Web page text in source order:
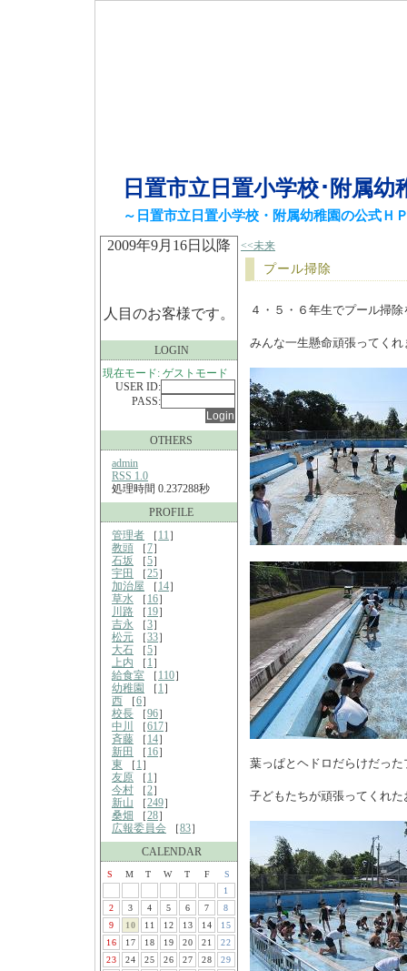
日置市立日置小学校･附属幼
～日置市立日置小学校・附属幼稚園の公式Ｈ
2009年9月16日以降
人目のお客様です。
LOGIN
現在モード: ゲストモード
USER ID:
PASS:
OTHERS
admin
RSS 1.0
処理時間 0.237288秒
PROFILE
管理者 ［ 11 ］
教頭 ［7］
石坂 ［5］
宇田
［25］
加治屋 ［ 14］
草水 ［ 16］
川路 ［ 19］
吉永 ［3］
松元 ［33］
大石 ［5］
上内 ［ 1 ］
給食室 ［ 110］
幼稚園
［ 1 ］
西 ［6］
校長 ［96］
中川
［617］
斉藤 ［ 14］
新田
［ 16］
東 ［ 1 ］
友原 ［ 1 ］
今村 ［2］
新山 ［249］
桑畑
［28］
広報委員会 ［83］
CALENDAR
S M T W T F
S
1
2
3 4 5 6 7
8
9
10 11 12 13 14
15
16
17 18 19 20 21
22
23
24 25 26 27 28
29
<<未来
プール掃除
４・５・６年生でプール掃
みんな一生懸命頑張ってくれ
葉っぱとヘドロだらけだっ
子どもたちが頑張ってくれた